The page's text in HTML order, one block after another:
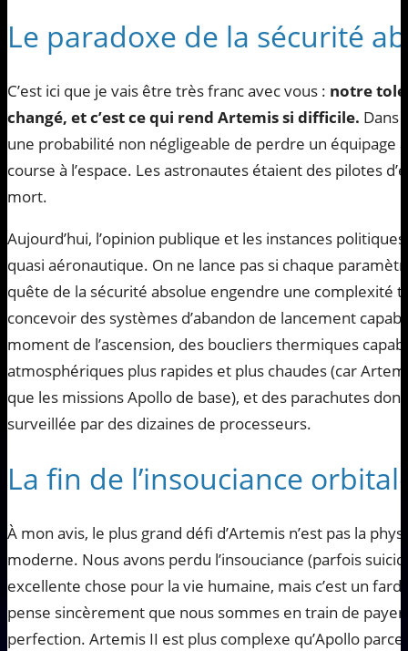
Le paradoxe de la sécurité
C’est ici que je vais être très franc avec vous : notre
changé, et c’est ce qui rend Artemis si difficile. Dans
une probabilité non négligeable de perdre un équipage
course à l’espace. Les astronautes étaient des pilotes
mort.
Aujourd’hui, l’opinion publique et les instances
quasi aéronautique. On ne lance pas si chaque
quête de la sécurité absolue engendre une complexité
concevoir des systèmes d’abandon de lancement
moment de l’ascension, des boucliers thermiques
atmosphériques plus rapides et plus chaudes (car
que les missions Apollo de base), et des parachutes
surveillée par des dizaines de processeurs.
La fin de l’insouciance
À mon avis, le plus grand défi d’Artemis n’est pas la
moderne. Nous avons perdu l’insouciance (parfois
excellente chose pour la vie humaine, mais c’est un
pense sincèrement que nous sommes en train de
perfection. Artemis II est plus complexe qu’Apollo